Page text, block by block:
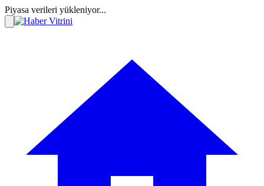
Piyasa verileri yükleniyor...